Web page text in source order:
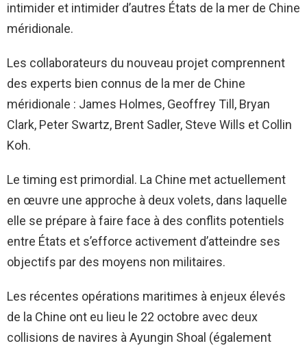
intimider et intimider d’autres États de la mer de Chine
méridionale.
Les collaborateurs du nouveau projet comprennent
des experts bien connus de la mer de Chine
méridionale : James Holmes, Geoffrey Till, Bryan
Clark, Peter Swartz, Brent Sadler, Steve Wills et Collin
Koh.
Le timing est primordial. La Chine met actuellement
en œuvre une approche à deux volets, dans laquelle
elle se prépare à faire face à des conflits potentiels
entre États et s’efforce activement d’atteindre ses
objectifs par des moyens non militaires.
Les récentes opérations maritimes à enjeux élevés
de la Chine ont eu lieu le 22 octobre avec deux
collisions de navires à Ayungin Shoal (également